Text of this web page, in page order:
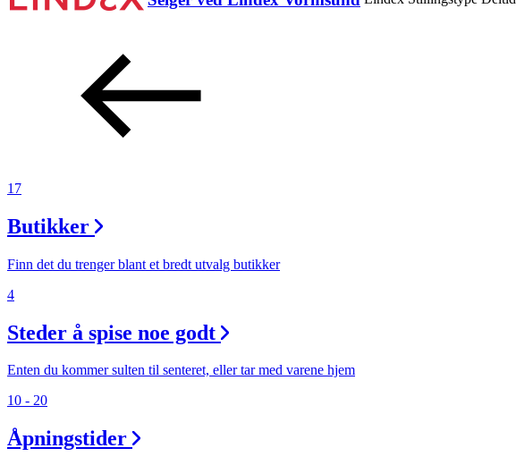
Helse
Aktiviteter
Inspirasjon
Ledige stillinger
17
Butikker
Finn det du trenger blant et bredt utvalg butikker
4
Steder å spise noe godt
Enten du kommer sulten til senteret, eller tar med varene hjem
10 - 20
Åpningstider